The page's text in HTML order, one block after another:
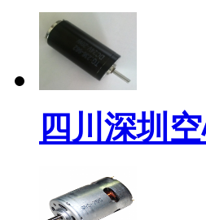
四川深圳